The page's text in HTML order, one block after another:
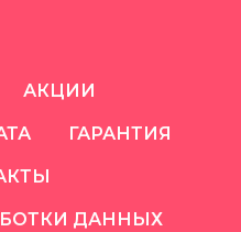
АКЦИИ
ГАРАНТИЯ
ДАННЫХ